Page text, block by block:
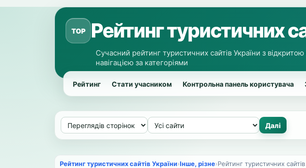
TOP Рейтинг туристичних
Сучасний рейтинг туристичних сайтів України з
навігацією за категоріями
Рейтинг Стати учасником Контрольна панель користувача
Рейтинг туристичних сайтів України›Інше, різне›Рейтинг туристичних сайтів